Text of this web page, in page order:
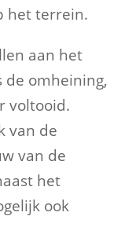
het terrein.
aan het
de omheining,
voltooid.
van de
van de
het
ook